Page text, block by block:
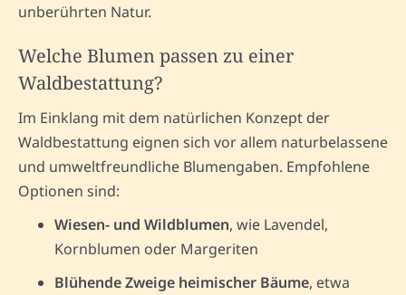
unberührten Natur.
Welche Blumen passen zu einer
Waldbestattung?
Im Einklang mit dem natürlichen Konzept der
Waldbestattung eignen sich vor allem naturbelassene
und umweltfreundliche Blumengaben. Empfohlene
Optionen sind:
Wiesen- und Wildblumen, wie Lavendel,
Kornblumen oder Margeriten
Blühende Zweige heimischer Bäume, etwa